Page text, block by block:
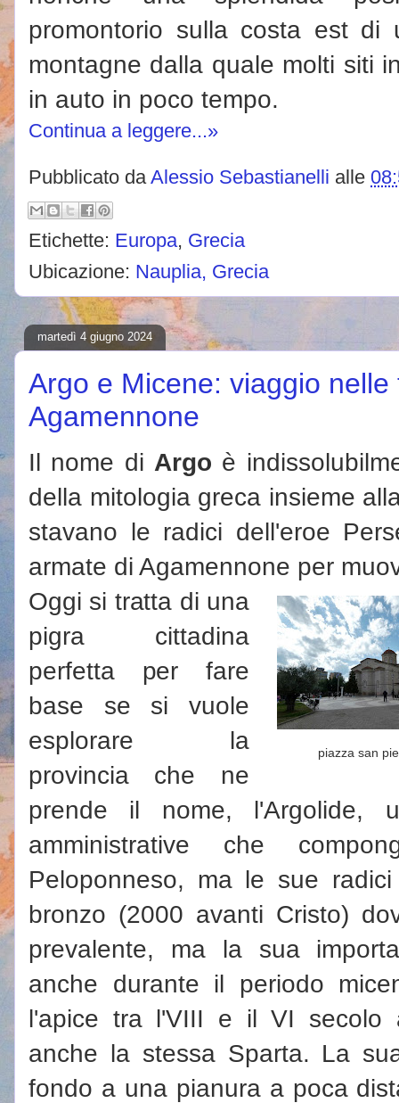
promontorio sulla costa est di
montagne dalla quale molti siti
in auto in poco tempo.
Continua a leggere...»
Pubblicato daAlessio Sebastianelli alle
Etichette: Europa, Grecia
Ubicazione: Nauplia, Grecia
martedì 4 giugno 2024
Argo e Micene: viaggio
Agamennone
Il nome di Argo è
della mitologia greca insieme
stavano le radici dell'eroe
armate di Agamennone per
piazza san
Oggi si tratta di una
pigra cittadina
perfetta per fare
base se si vuole
esplorare la
provincia che ne
prende il nome, l'Argolide,
amministrative che
Peloponneso, ma le sue
bronzo (2000 avanti Cristo)
prevalente, ma la sua
anche durante il periodo
l'apice tra l'VIII e il VI secolo
anche la stessa Sparta. La
fondo a una pianura a poca